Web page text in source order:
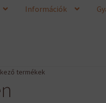
Információk
termékek